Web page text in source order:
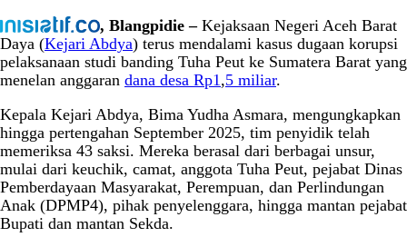
, Blangpidie – Kejaksaan Negeri Aceh Barat
Daya (Kejari Abdya) terus mendalami kasus dugaan korupsi
pelaksanaan studi banding Tuha Peut ke Sumatera Barat yang
menelan anggaran dana desa Rp1,5 miliar.
Kepala Kejari Abdya, Bima Yudha Asmara, mengungkapkan
hingga pertengahan September 2025, tim penyidik telah
memeriksa 43 saksi. Mereka berasal dari berbagai unsur,
mulai dari keuchik, camat, anggota Tuha Peut, pejabat Dinas
Pemberdayaan Masyarakat, Perempuan, dan Perlindungan
Anak (DPMP4), pihak penyelenggara, hingga mantan pejabat
Bupati dan mantan Sekda.